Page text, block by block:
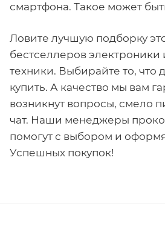
смартфона. Такое может
Ловите лучшую подборку
бестселлеров электроники
техники. Выбирайте то, что
купить. А качество мы вам
возникнут вопросы, смело
чат. Наши менеджеры
помогут с выбором и
Успешных покупок!